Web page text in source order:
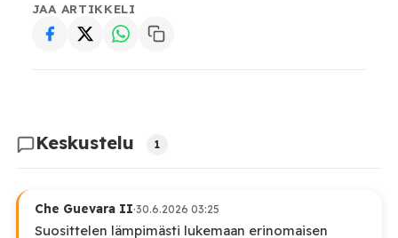
JAA ARTIKKELI
Keskustelu 1
Che Guevara II·30.6.2026 03:25
Suosittelen lämpimästi lukemaan erinomaisen